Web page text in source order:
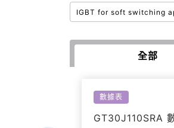
IGBT for soft switching
全部
數據表
GT30J110SRA